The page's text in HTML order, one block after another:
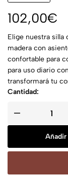
102,00€
Elige nuestra silla
madera con
confortable para
para uso diario
transformará tu
Cantidad: